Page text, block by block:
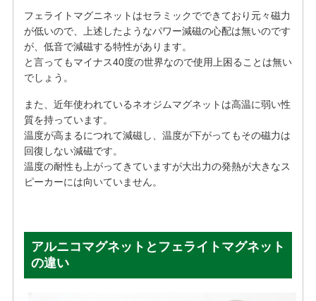
フェライトマグニネットはセラミックでできており元々磁力
が低いので、上述したようなパワー減磁の心配は無いのです
が、低音で減磁する特性があります。
と言ってもマイナス40度の世界なので使用上困ることは無い
でしょう。
また、近年使われているネオジムマグネットは高温に弱い性
質を持っています。
温度が高まるにつれて減磁し、温度が下がってもその磁力は
回復しない減磁です。
温度の耐性も上がってきていますが大出力の発熱が大きなス
ピーカーには向いていません。
アルニコマグネットとフェライトマグネット
の違い